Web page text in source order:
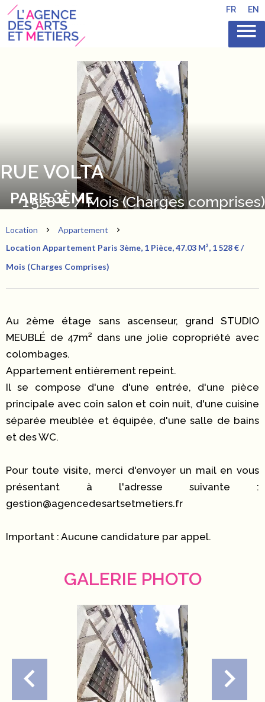
FR EN
RUE VOLTA
PARIS 3ÈME
1 528 € / Mois (Charges comprises)
Location
Appartement
Location Appartement Paris 3ème, 1 Pièce, 47.03 M², 1 528 € /
Mois (Charges Comprises)
Au 2ème étage sans ascenseur, grand STUDIO
MEUBLÉ de 47m² dans une jolie copropriété avec
colombages.
Appartement entièrement repeint.
Il se compose d'une d'une entrée, d'une pièce
principale avec coin salon et coin nuit, d'une cuisine
séparée meublée et équipée, d'une salle de bains
et des WC.
Pour toute visite, merci d'envoyer un mail en vous
présentant à l'adresse suivante :
gestion@agencedesartsetmetiers.fr
Important : Aucune candidature par appel.
GALERIE PHOTO